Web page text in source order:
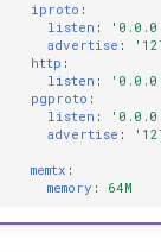
iproto :
listen :
advertise :
http :
listen :
pgproto :
listen :
advertise :
memtx :
memory : 64M